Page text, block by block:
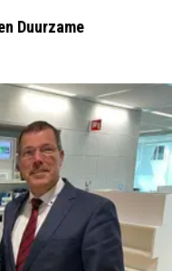
Duurzame